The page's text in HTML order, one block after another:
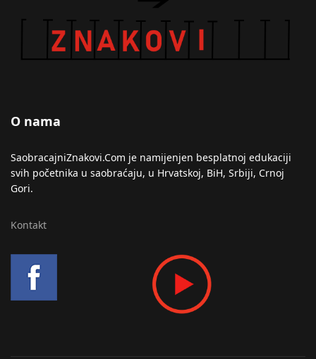
O nama
SaobracajniZnakovi.Com je namijenjen besplatnoj edukaciji
svih početnika u saobraćaju, u Hrvatskoj, BiH, Srbiji, Crnoj
Gori.
Kontakt